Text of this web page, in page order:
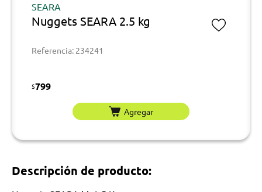
SEARA
Nuggets SEARA 2.5 kg
Referencia: 234241
$799
Agregar
Descripción de producto: